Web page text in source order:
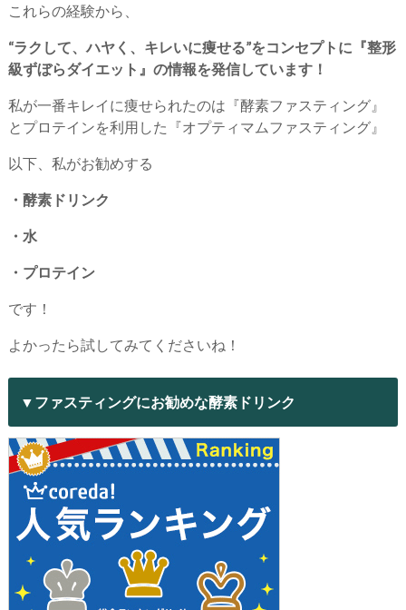
これらの経験から、
“ラクして、ハヤく、キレいに痩せる”をコンセプトに『整形
級ずぼらダイエット』の情報を発信しています！
私が一番キレイに痩せられたのは『酵素ファスティング』
とプロテインを利用した『オプティマムファスティング』
以下、私がお勧めする
・酵素ドリンク
・水
・プロテイン
です！
よかったら試してみてくださいね！
▼ファスティングにお勧めな酵素ドリンク